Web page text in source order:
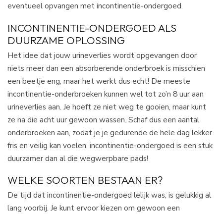
eventueel opvangen met incontinentie-ondergoed.
INCONTINENTIE-ONDERGOED ALS
DUURZAME OPLOSSING
Het idee dat jouw urineverlies wordt opgevangen door
niets meer dan een absorberende onderbroek is misschien
een beetje eng, maar het werkt dus echt! De meeste
incontinentie-onderbroeken kunnen wel tot zo’n 8 uur aan
urineverlies aan. Je hoeft ze niet weg te gooien, maar kunt
ze na die acht uur gewoon wassen. Schaf dus een aantal
onderbroeken aan, zodat je je gedurende de hele dag lekker
fris en veilig kan voelen. incontinentie-ondergoed is een stuk
duurzamer dan al die wegwerpbare pads!
WELKE SOORTEN BESTAAN ER?
De tijd dat incontinentie-ondergoed lelijk was, is gelukkig al
lang voorbij. Je kunt ervoor kiezen om gewoon een